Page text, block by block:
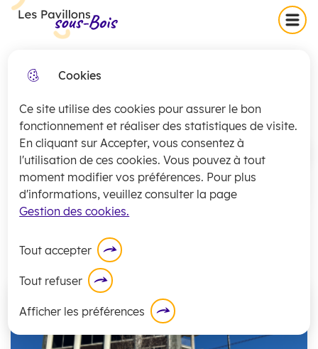
Cookies
Ce site utilise des cookies pour assurer le bon
fonctionnement et réaliser des statistiques de visite.
En cliquant sur Accepter, vous consentez à
l'utilisation de ces cookies. Vous pouvez à tout
moment modifier vos préférences. Pour plus
d'informations, veuillez consulter la page
Gestion des cookies.
Afficher les préférences
Tout accepter
Tout refuser
Skip
menu
Skip
to
Skip to
Collecte exceptionnelle des
jeudi 16 juillet
Lacollectedes encombrants pour les
secteurs 1 et 2 sera exceptionnellement
assuréece jeudi 16 juillet.
En savoir plus
Les Pavillons-sous-Bois Menu
Accueil
La ville des Pavillons-sous-Bois
d'un public de seniors.